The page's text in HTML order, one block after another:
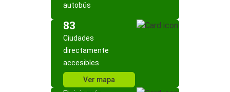
autobús
83
Ciudades
directamente
accesibles
Ver mapa